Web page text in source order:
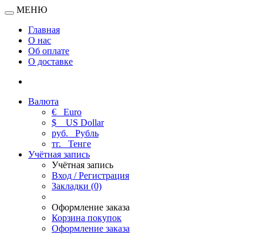
МЕНЮ
Главная
О нас
Об оплате
О доставке
Валюта
€ Euro
$
US Dollar
руб. Рубль
тг. Тенге
Учётная запись
Учётная запись
Вход / Регистрация
Закладки (0)
Оформление заказа
Корзина покупок
Оформление заказа